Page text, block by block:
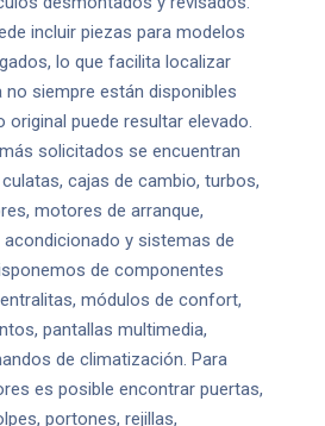
incluir piezas para modelos
lo que facilita localizar
siempre están disponibles
puede resultar elevado.
solicitados se encuentran
cajas de cambio, turbos,
motores de arranque,
y sistemas de
de componentes
módulos de confort,
pantallas multimedia,
de climatización. Para
es posible encontrar puertas,
portones, rejillas,